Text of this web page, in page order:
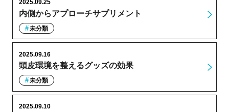
内側からアプローチサプリメント
2025.09.25
未分類
頭皮環境を整えるグッズの効果
2025.09.16
未分類
2025.09.10